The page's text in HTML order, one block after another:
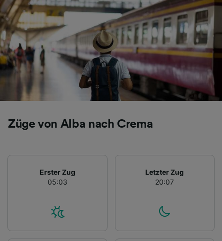
Züge von Alba nach Crema
Erster Zug
05:03
Letzter Zug
20:07
Folgendes bereitzustellen:
Verwendung genauer Standortdaten.
Endgeräteeigenschaften zur Identifikation
aktiv abfragen. Speichern von oder Zugriff auf
Informationen auf einem Endgerät.
Personalisierte Werbung und Inhalte, Messung
von Werbeleistung und der Performance von
Inhalten, Zielgruppenforschung sowie
Entwicklung und Verbesserung von
Angeboten.
Liste der Partner (Lieferanten)